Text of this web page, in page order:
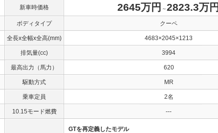
新車時価格 2645万円 ～2823.3万円
ボディタイプ クーペ
全長x全幅x全高(mm) 4683×2045×1213
排気量(cc) 3994
最高出力（馬力） 620
駆動方式 MR
乗車定員 2名
10.15モード燃費 ---
GTを再定義したモデル